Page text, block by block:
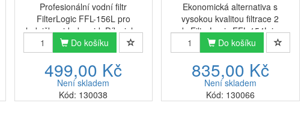
Profesionální vodní filtr
FilterLogic FFL-156L pro
ledničky side-by-sideDíky jeho
použití si vychutnáte čerstvou,
filtrovanou vodu a průzračné
kostky ledu. FilterLogic FFL-
156L dodává čistou a průzrač...
Do košíku
499,00 Kč
Není skladem
Kód: 130038
Ekonomická alternativa s
vysokou kvalitou filtrace 2
ksFilterLogic FFL-154L je
náhradní filtr pro chladničky Side
by Side (americký typ) za LG
LT800P / ADQ73613401 vnitřní
vodní filtr do chladničky.Fi...
Do košíku
835,00 Kč
Není skladem
Kód: 130066